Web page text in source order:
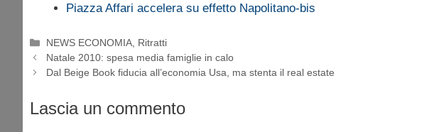
Piazza Affari accelera su effetto Napolitano-bis
Categorie
NEWS ECONOMIA, Ritratti
Natale 2010: spesa media famiglie in calo
Dal Beige Book fiducia all’economia Usa, ma stenta il real estate
Lascia un commento